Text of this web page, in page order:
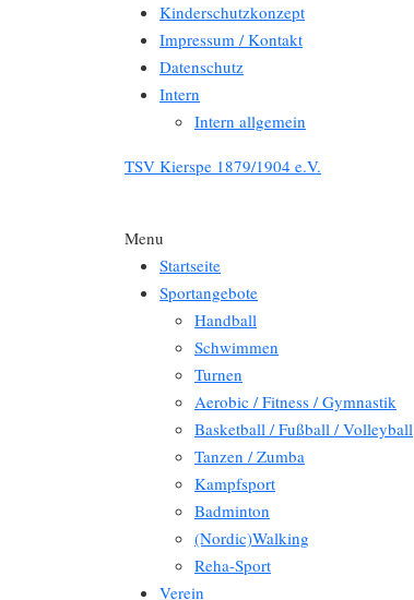
Kinderschutzkonzept
Impressum / Kontakt
Datenschutz
Intern
Intern allgemein
TSV Kierspe 1879/1904 e.V.
Menu
Startseite
Sportangebote
Handball
Schwimmen
Turnen
Aerobic / Fitness / Gymnastik
Basketball / Fußball / Volleyball
Tanzen / Zumba
Kampfsport
Badminton
(Nordic)Walking
Reha-Sport
Verein